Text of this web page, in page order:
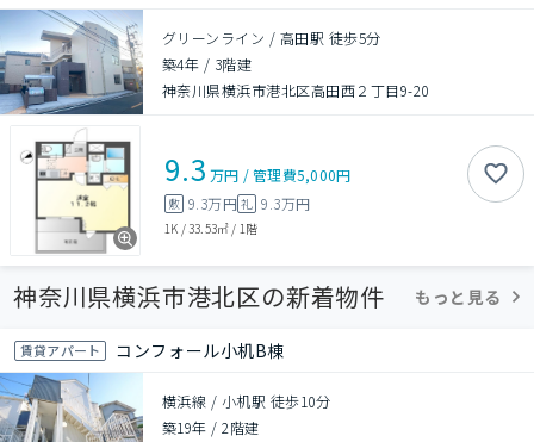
グリーンライン / 高田駅 徒歩5分
築4年 / 3階建
神奈川県横浜市港北区高田西２丁目9-20
9.3 万円 /管理費5,000円
敷 9.3万円礼 9.3万円
1K /33.53㎡ / 1階
神奈川県横浜市港北区の新着物件 もっと見る
賃貸アパート コンフォール小机B棟
横浜線 / 小机駅 徒歩10分
築19年 /2階建